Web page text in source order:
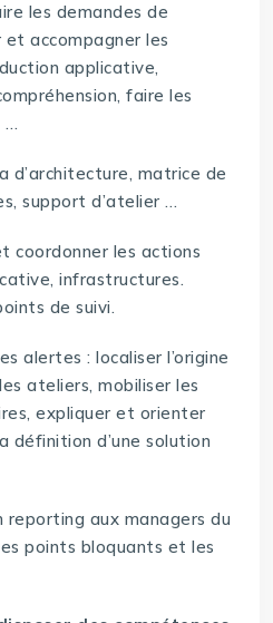
les demandes de
accompagner les
applicative,
faire les
…
d’architecture, matrice de
support d’atelier …
coordonner les actions
infrastructures.
de suivi.
alertes : localiser l’origine
ateliers, mobiliser les
expliquer et orienter
définition d’une solution
reporting aux managers du
points bloquants et les